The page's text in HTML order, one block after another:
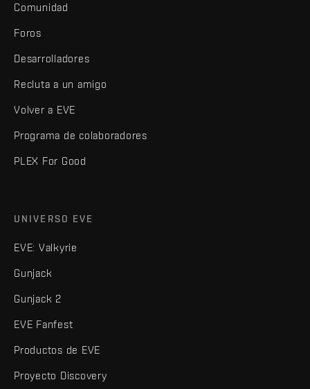
Comunidad
Foros
Desarrolladores
Recluta a un amigo
Volver a EVE
Programa de colaboradores
PLEX For Good
UNIVERSO EVE
EVE: Valkyrie
Gunjack
Gunjack 2
EVE Fanfest
Productos de EVE
Proyecto Discovery